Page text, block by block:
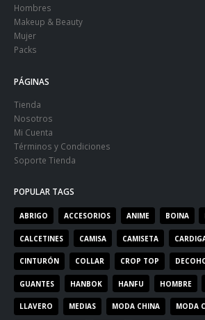
Hombres
Makeup & Beauty
Mujer
Packs
PÁGINAS
Tienda
Nosotros
Mi Cuenta
Términos y Condiciones
Soporte Tienda
POPULAR TAGS
ABRIGO ACCESORIOS ANIME BOINA
CALCETINES CAMISA CAMISETA
CINTURÓN COLLAR CROP TOP
GUANTES HANBOK HANFU HOMBRE
LLAVERO MEDIAS MODA CHINA MODA